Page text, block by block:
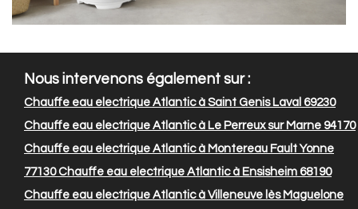
Nous intervenons également sur :
Chauffe eau electrique Atlantic à Saint Genis Laval 69230
Chauffe eau electrique Atlantic à Le Perreux sur Marne 94170
Chauffe eau electrique Atlantic à Montereau Fault Yonne
77130Chauffe eau electrique Atlantic à Ensisheim 68190
Chauffe eau electrique Atlantic à Villeneuve lès Maguelone